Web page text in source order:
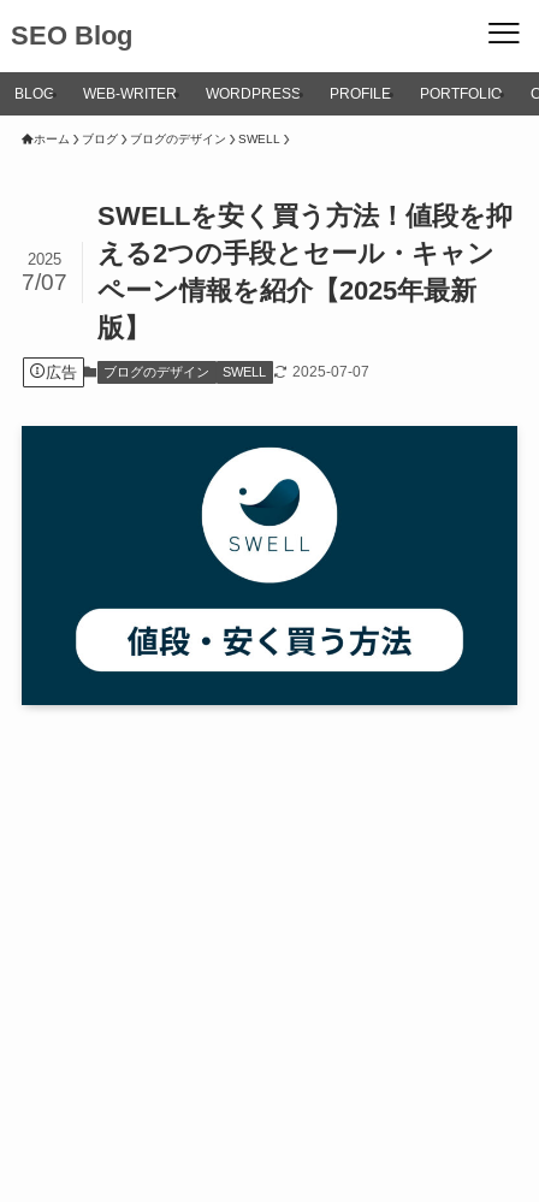
SEO Blog
BLOG WEB-WRITER WORDPRESS PROFILE PORTFOLIO
ホーム ブログ ブログのデザイン SWELL
SWELLを安く買う方法！値段を抑
える2つの手段とセール・キャン
ペーン情報を紹介【2025年最新
版】
2025
7/07
広告 ブログのデザイン SWELL 2025-07-07